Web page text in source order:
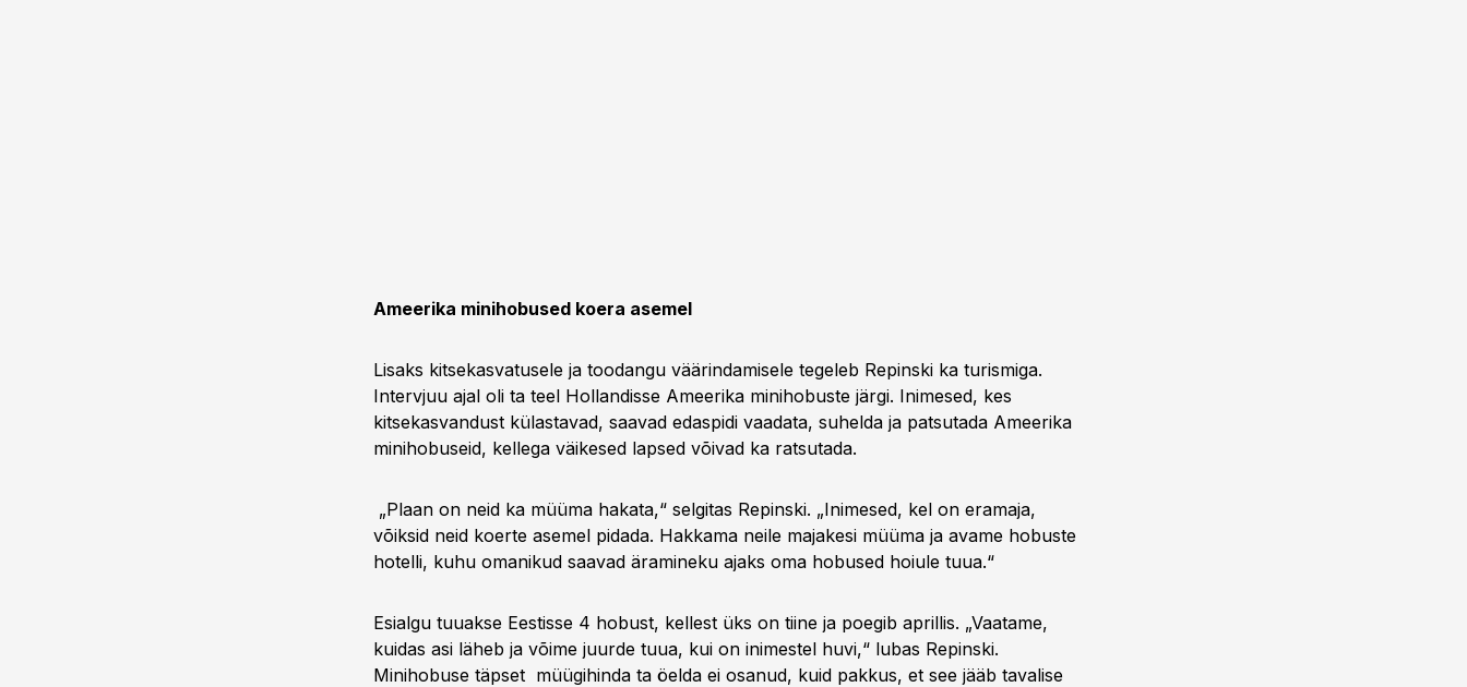
Ameerika minihobused koera asemel
Lisaks kitsekasvatusele ja toodangu väärindamisele tegeleb Repinski ka turismiga.
Intervjuu ajal oli ta teel Hollandisse Ameerika minihobuste järgi. Inimesed, kes
kitsekasvandust külastavad, saavad edaspidi vaadata, suhelda ja patsutada Ameerika
minihobuseid, kellega väikesed lapsed võivad ka ratsutada.
„Plaan on neid ka müüma hakata,“ selgitas Repinski. „Inimesed, kel on eramaja,
võiksid neid koerte asemel pidada. Hakkama neile majakesi müüma ja avame hobuste
hotelli, kuhu omanikud saavad äramineku ajaks oma hobused hoiule tuua.“
Esialgu tuuakse Eestisse 4 hobust, kellest üks on tiine ja poegib aprillis. „Vaatame,
kuidas asi läheb ja võime juurde tuua, kui on inimestel huvi,“ lubas Repinski.
Minihobuse täpset müügihinda ta öelda ei osanud, kuid pakkus, et see jääb tavalise